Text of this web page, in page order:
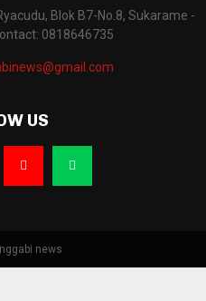
Blok B7-No.8, Sukarame -
0818646735
US
news